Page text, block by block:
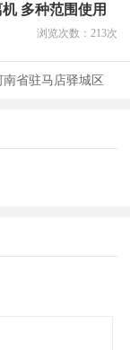
多种范围使用
浏览次数： 213次
南省驻马店驿城区